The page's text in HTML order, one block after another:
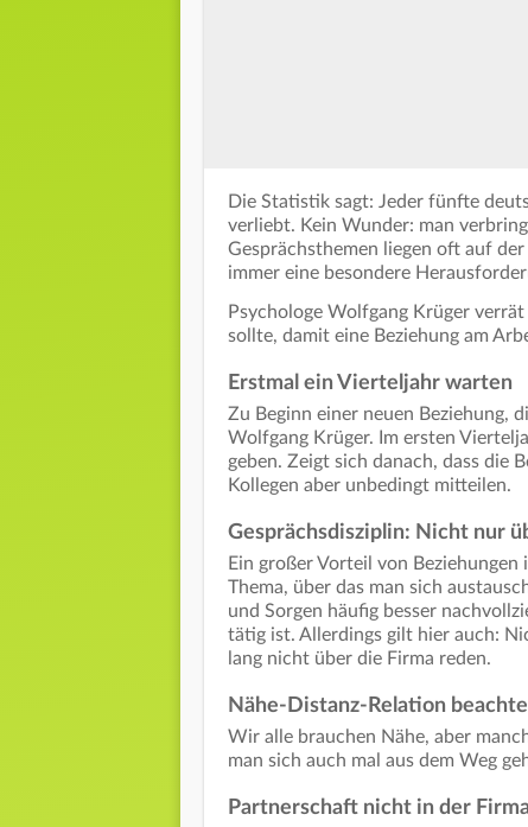
Die Statistik sagt: Jeder fünfte
verliebt. Kein Wunder: man
Gesprächsthemen liegen oft auf
immer eine besondere
Psychologe Wolfgang Krüger
sollte, damit eine Beziehung am
Erstmal ein Vierteljahr warten
Zu Beginn einer neuen Beziehung,
Wolfgang Krüger. Im ersten
geben. Zeigt sich danach, dass die
Kollegen aber unbedingt mitteilen.
Gesprächsdisziplin: Nicht nur
Ein großer Vorteil von
Thema, über das man sich
und Sorgen häufig besser
tätig ist. Allerdings gilt hier auch:
lang nicht über die Firma reden.
Nähe-Distanz-Relation
Wir alle brauchen Nähe, aber
man sich auch mal aus dem Weg
Partnerschaft nicht in der